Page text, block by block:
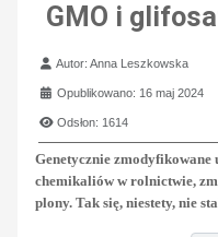
GMO i
Szczegóły
Autor:Anna Leszkowska
Opublikowano: 16 maj 2024
Odsłon: 1614
Genetycznie zmodyfikowane
chemikaliów w rolnictwie,
plony. Tak się, niestety, nie